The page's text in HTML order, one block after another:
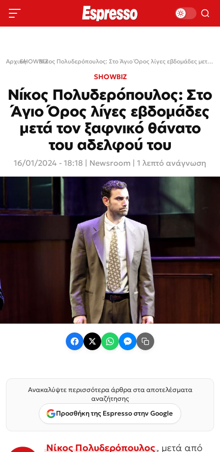
Αρχική›
SHOWBIZ› Νίκος Πολυδερόπουλος: Στο Άγιο Όρος λίγες εβδομάδες μετά τον ξαφνικό θάνατο του αδελφού του
SHOWBIZ
Νίκος Πολυδερόπουλος: Στο
Άγιο Όρος λίγες εβδομάδες
μετά τον ξαφνικό θάνατο
του αδελφού του
16/01/2024 - 18:18 Newsroom | 1 λεπτό ανάγνωση
Ανακαλύψτε περισσότερα άρθρα στα αποτελέσματα
αναζήτησης
Προσθήκη της Espresso στην Google
Νίκος Πολυδερόπουλος, μετά από